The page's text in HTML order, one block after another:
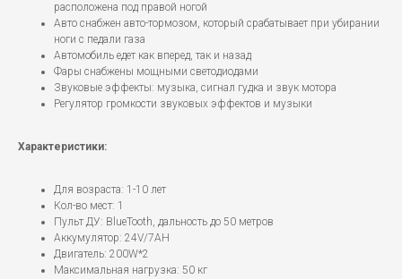
расположена под правой ногой
Авто снабжен авто-тормозом, который срабатывает при убирании
ноги с педали газа
Автомобиль едет как вперед, так и назад
Фары снабжены мощными светодиодами
Звуковые эффекты: музыка, сигнал гудка и звук мотора
Регулятор громкости звуковых эффектов и музыки
Характеристики:
Для возраста: 1-10 лет
Кол-во мест: 1
Пульт ДУ: BlueTooth, дальность до 50 метров
Аккумулятор: 24V/7AH
Двигатель: 200W*2
Максимальная нагрузка: 50 кг